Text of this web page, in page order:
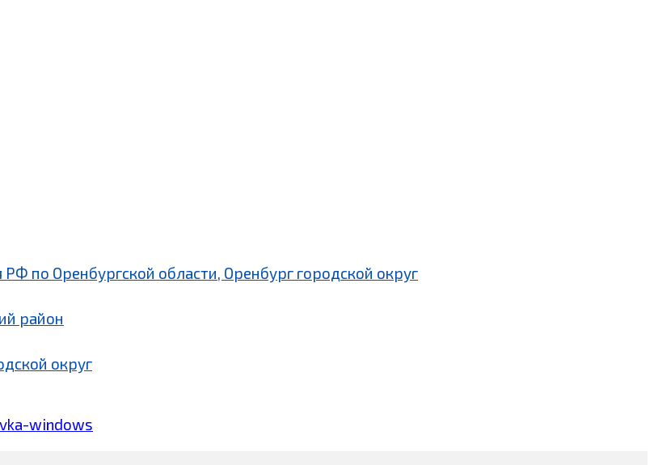
по Оренбургской области, Оренбург городской округ
район
округ
windows